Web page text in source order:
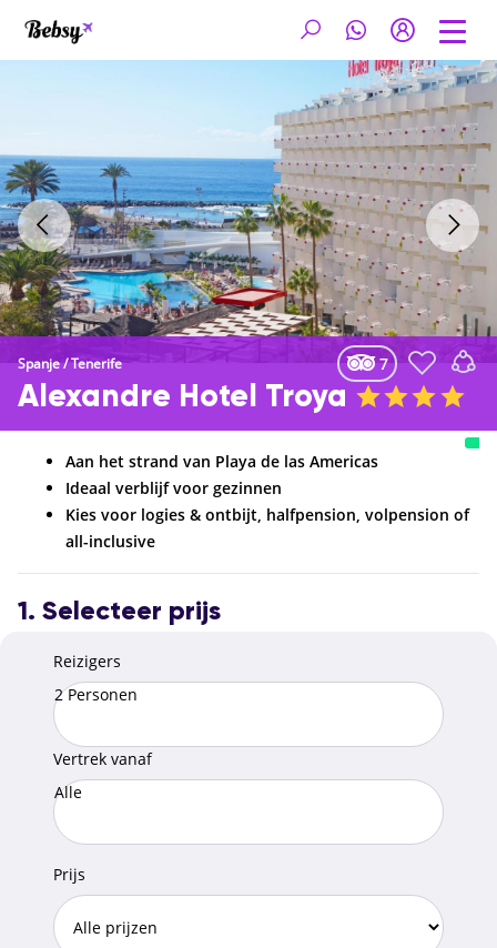
Spanje/Tenerife 7
Alexandre Hotel Troya
Aan het strand van Playa de las Americas
Ideaal verblijf voor gezinnen
Kies voor logies & ontbijt, halfpension, volpension of
all-inclusive
1. Selecteer prijs
Reizigers
2 Personen
Vertrek vanaf
Alle
Prijs